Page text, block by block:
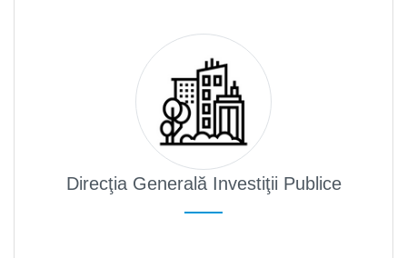
Direcţia Generală Investiţii Publice